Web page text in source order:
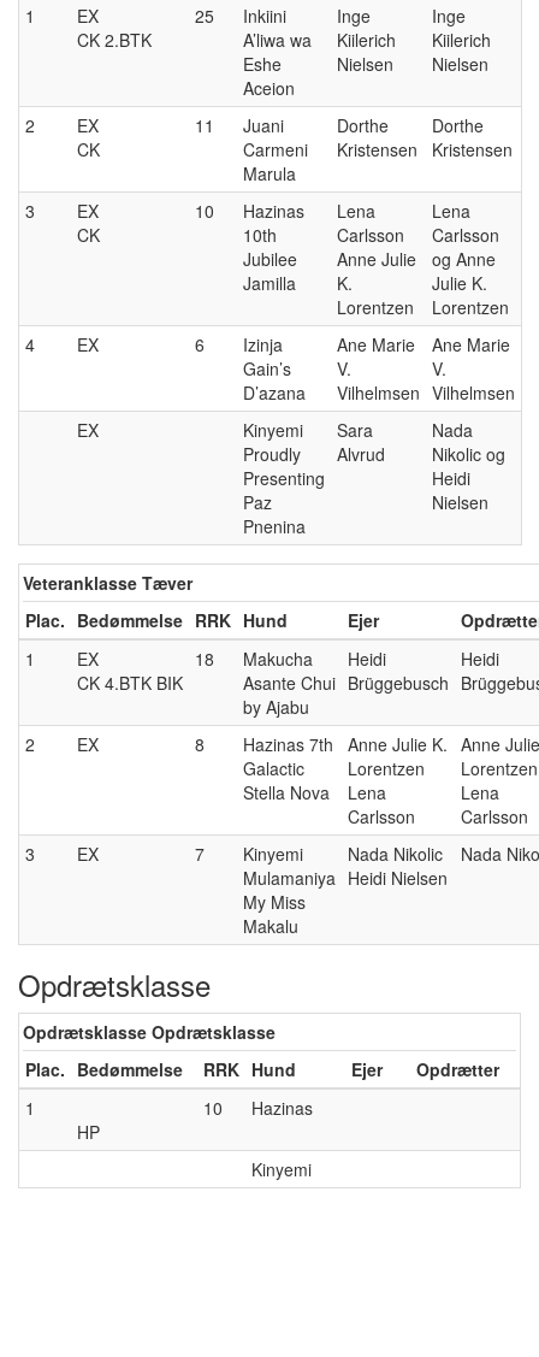
1
EX
CK 2.BTK
25
Inkiini
A’liwa wa
Eshe
Aceion
Inge
Kiilerich
Nielsen
Inge
Kiilerich
Nielsen
2
EX
CK
11
Juani
Carmeni
Marula
Dorthe
Kristensen
Dorthe
Kristensen
3
EX
CK
10
Hazinas
10th
Jubilee
Jamilla
Lena
Carlsson
Anne Julie
K.
Lorentzen
Lena
Carlsson
og Anne
Julie K.
Lorentzen
4
EX 6
Izinja
Gain’s
D’azana
Ane Marie
V.
Vilhelmsen
Ane Marie
V.
Vilhelmsen
EX
Kinyemi
Proudly
Presenting
Paz
Pnenina
Sara
Alvrud
Nada
Nikolic og
Heidi
Nielsen
Veteranklasse Tæver
Plac. Bedømmelse RRK Hund Ejer
1
EX
CK 4.BTK BIK
18
Makucha
Asante Chui
by Ajabu
Heidi
Brüggebusch
Heidi
2 EX 8
Hazinas 7th
Galactic
Stella Nova
Anne Julie K.
Lorentzen
Lena
Carlsson
Anne
Lena
Carlsson
3
EX 7
Kinyemi
Mulamaniya
My Miss
Makalu
Nada Nikolic
Heidi Nielsen
Nada
Opdrætsklasse
Opdrætsklasse Opdrætsklasse
Plac. Bedømmelse RRK Hund Ejer
Opdrætter
1
HP
10 Hazinas
Kinyemi